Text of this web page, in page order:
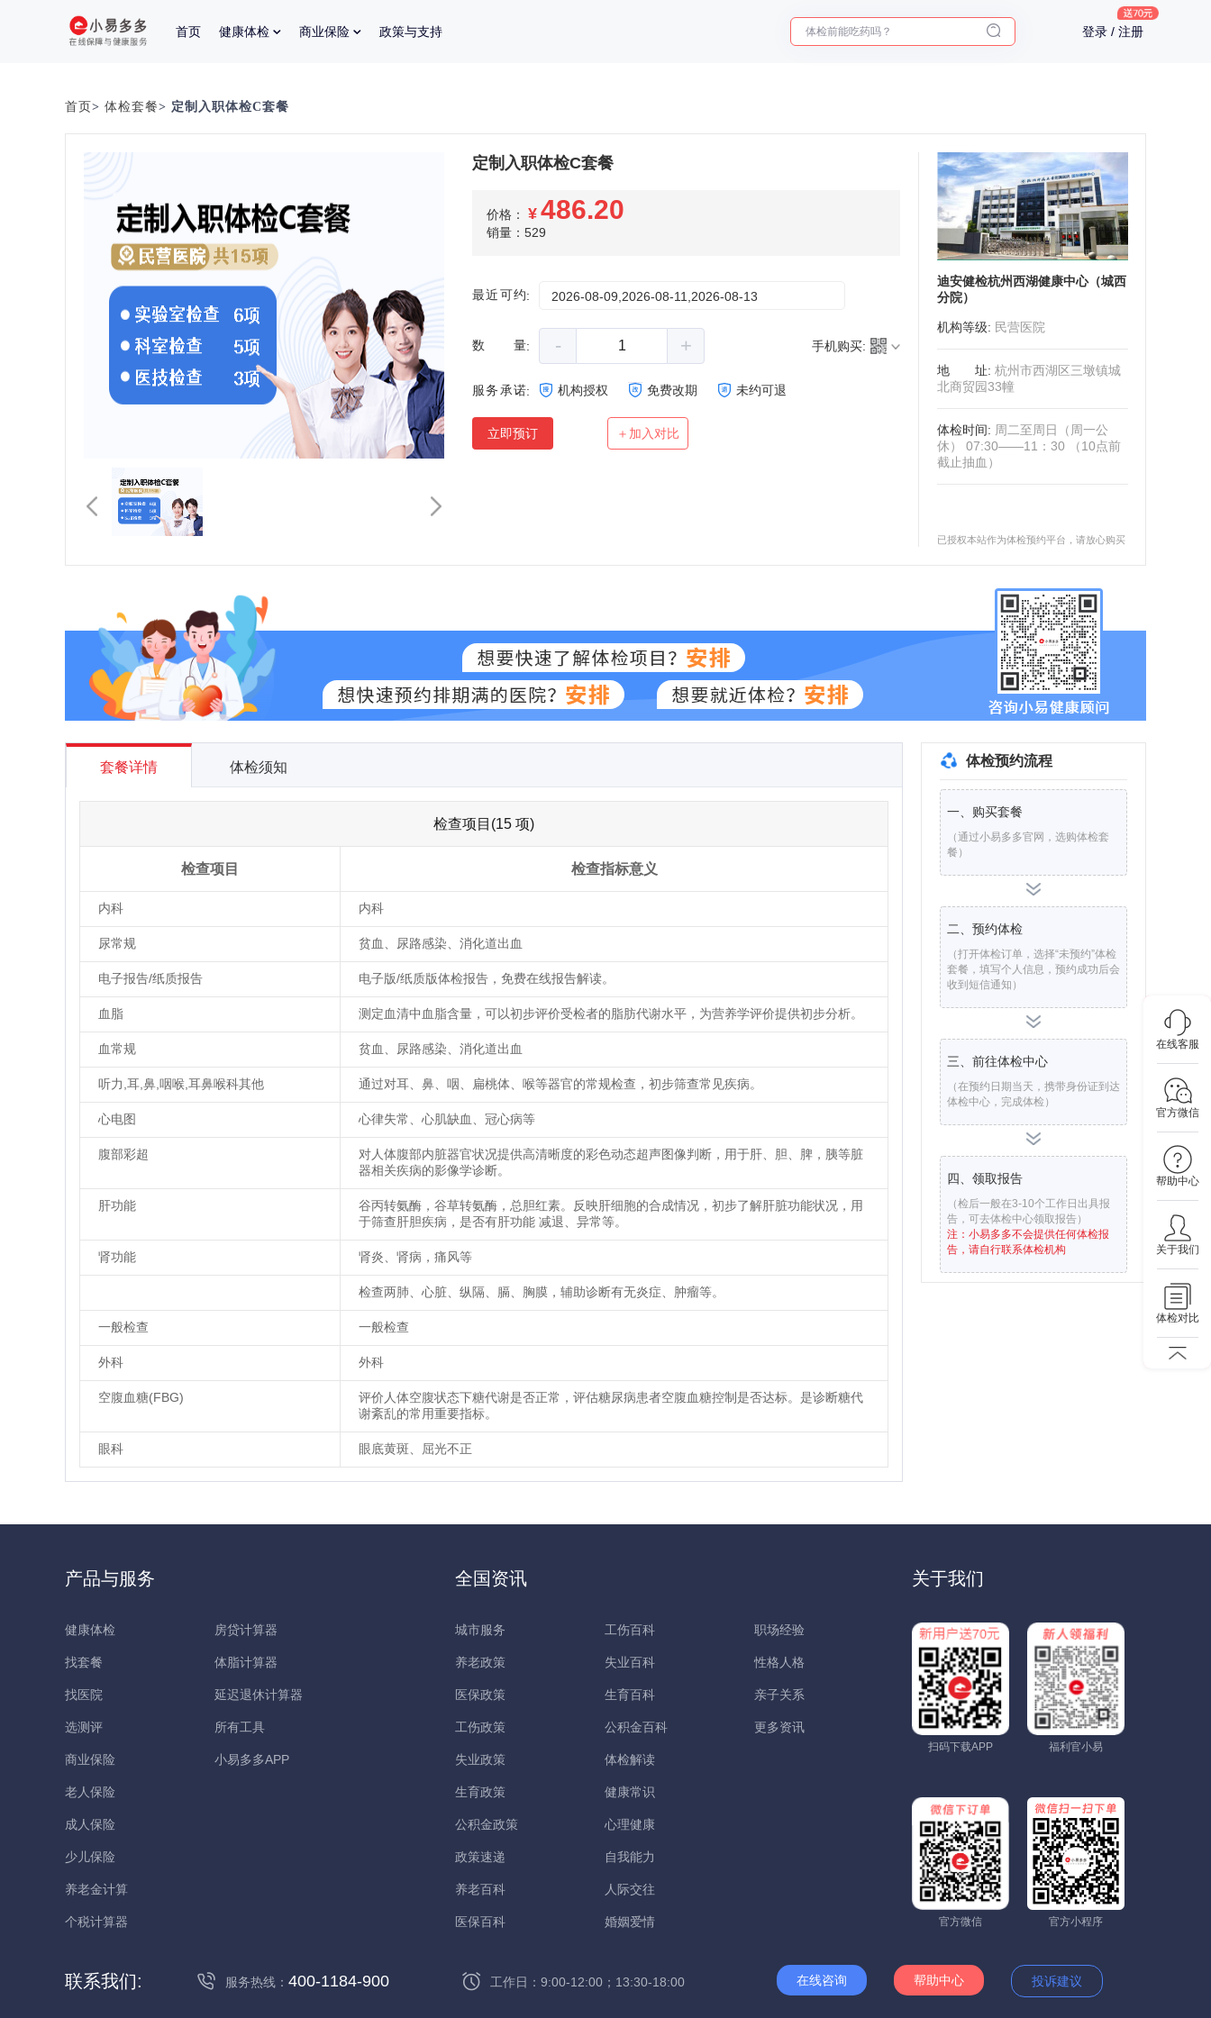
首页 健康体检 商业保险 政策与支持 体检前能吃药吗？ 登录 / 注册
在线客服
官方微信
帮助中心
关于我们
体检对比
首页> 体检套餐> 定制入职体检C套餐
定制入职体检C套餐
价格： ¥ 486.20
销量：529
最近可约: 2026-08-09,2026-08-11,2026-08-13
数量: - + 手机购买:
服务承诺: 机构授权 免费改期 未约可退
立即预订 ＋加入对比
迪安健检杭州西湖健康中心（城西
分院）
机构等级: 民营医院
地址: 杭州市西湖区三墩镇城
北商贸园33幢
体检时间: 周二至周日（周一公
休） 07:30——11：30 （10点前
截止抽血）
已授权本站作为体检预约平台，请放心购买
套餐详情 体检须知
检查项目(15 项)
检查项目 检查指标意义
内科 内科
尿常规 贫血、尿路感染、消化道出血
电子报告/纸质报告 电子版/纸质版体检报告，免费在线报告解读。
血脂 测定血清中血脂含量，可以初步评价受检者的脂肪代谢水平，为营养学评价提供初步分析。
血常规 贫血、尿路感染、消化道出血
听力,耳,鼻,咽喉,耳鼻喉科其他 通过对耳、鼻、咽、扁桃体、喉等器官的常规检查，初步筛查常见疾病。
心电图 心律失常、心肌缺血、冠心病等
腹部彩超
对人体腹部内脏器官状况提供高清晰度的彩色动态超声图像判断，用于肝、胆、脾，胰等脏
器相关疾病的影像学诊断。
肝功能
谷丙转氨酶，谷草转氨酶，总胆红素。反映肝细胞的合成情况，初步了解肝脏功能状况，用
于筛查肝胆疾病，是否有肝功能 减退、异常等。
肾功能 肾炎、肾病，痛风等
检查两肺、心脏、纵隔、膈、胸膜，辅助诊断有无炎症、肿瘤等。
一般检查 一般检查
外科 外科
空腹血糖(FBG)
评价人体空腹状态下糖代谢是否正常，评估糖尿病患者空腹血糖控制是否达标。是诊断糖代
谢紊乱的常用重要指标。
眼科 眼底黄斑、屈光不正
体检预约流程
一、购买套餐
（通过小易多多官网，选购体检套
餐）
二、预约体检
（打开体检订单，选择“未预约”体检
套餐，填写个人信息，预约成功后会
收到短信通知）
三、前往体检中心
（在预约日期当天，携带身份证到达
体检中心，完成体检）
四、领取报告
（检后一般在3-10个工作日出具报
告，可去体检中心领取报告）
注：小易多多不会提供任何体检报
告，请自行联系体检机构
产品与服务
健康体检
找套餐
找医院
选测评
商业保险
老人保险
成人保险
少儿保险
养老金计算
个税计算器
房贷计算器
体脂计算器
延迟退休计算器
所有工具
小易多多APP
全国资讯
城市服务
养老政策
医保政策
工伤政策
失业政策
生育政策
公积金政策
政策速递
养老百科
医保百科
工伤百科
失业百科
生育百科
公积金百科
体检解读
健康常识
心理健康
自我能力
人际交往
婚姻爱情
职场经验
性格人格
亲子关系
更多资讯
关于我们
扫码下载APP 福利官小易
官方微信 官方小程序
联系我们: 服务热线： 400-1184-900 工作日：9:00-12:00；13:30-18:00 在线咨询 帮助中心 投诉建议